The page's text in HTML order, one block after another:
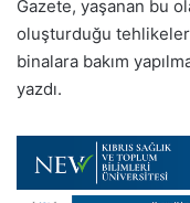
Gazete, yaşanan bu
oluşturduğu
binalara bakım
yazdı.